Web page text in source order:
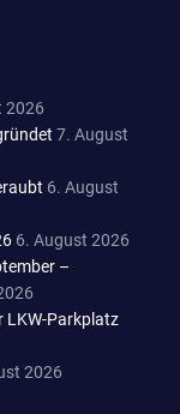
2026
7. August
6. August
6. August 2026
–
LKW-Parkplatz
2026